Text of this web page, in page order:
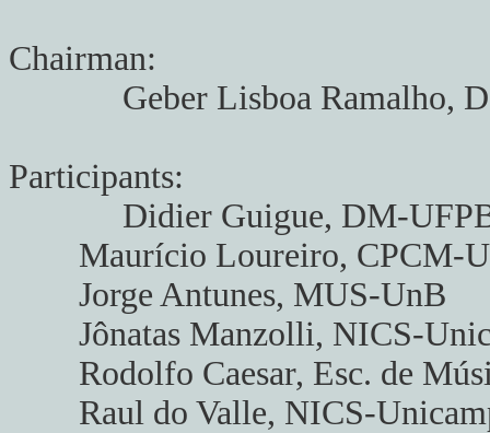
Chairman:
Geber Lisboa Ramalho,
Participants:
Didier Guigue, DM-
Maurício Loureiro, CPCM-
Jorge Antunes, MUS-UnB
Jônatas Manzolli, NICS-
Rodolfo Caesar, Esc. de
Raul do Valle, NICS-